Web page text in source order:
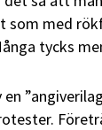
som med
tycks